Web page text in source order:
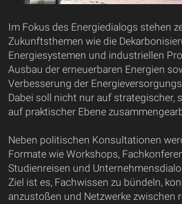
Im Fokus des Energiedialogs stehen
Zukunftsthemen wie die
Energiesystemen und industriellen
Ausbau der erneuerbaren Energien
Verbesserung der
Dabei soll nicht nur auf strategischer,
auf praktischer Ebene
Neben politischen Konsultationen
Formate wie Workshops,
Studienreisen und
Ziel ist es, Fachwissen zu bündeln,
anzustoßen und Netzwerke zwischen